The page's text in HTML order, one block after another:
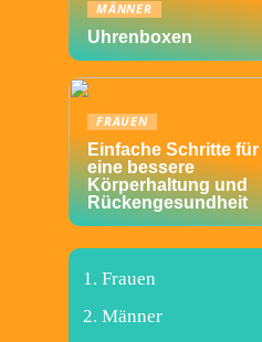
MÄNNER
Uhrenboxen
FRAUEN
Einfache Schritte für
eine bessere
Körperhaltung und
Rückengesundheit
Frauen
Männer